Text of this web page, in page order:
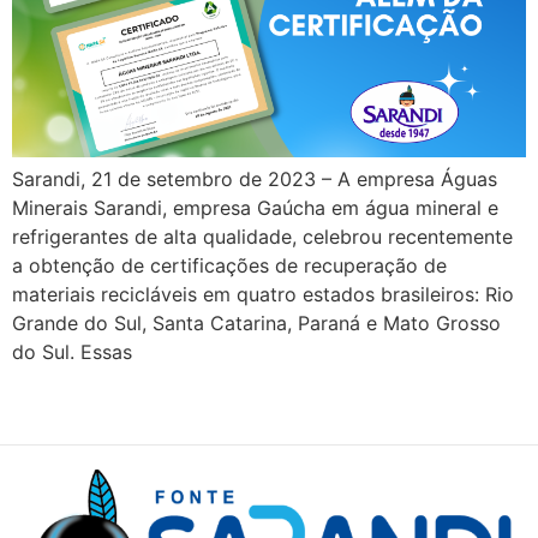
Sarandi, 21 de setembro de 2023 – A empresa Águas
Minerais Sarandi, empresa Gaúcha em água mineral e
refrigerantes de alta qualidade, celebrou recentemente
a obtenção de certificações de recuperação de
materiais recicláveis ​​em quatro estados brasileiros: Rio
Grande do Sul, Santa Catarina, Paraná e Mato Grosso
do Sul. Essas